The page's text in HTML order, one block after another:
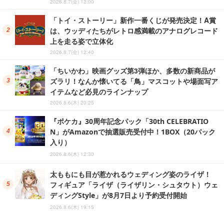
「トイ・ストーリー」新作一番くじが発売決定！A賞
は、ウッディたちがレトロ感満載のアナログレコード
上を走る姿で立体化
2026.8.7(金) 12:40
「ちいかわ」映画グッズ第3弾ほか、多数の新商品が
ズラリ！なんか懐いてる「鳥」マスコットや場面写ア
イテムなど必見のラインナップ
2026.8.6(木) 20:25
『ポケカ』30周年記念パック「30th CELEBRATIO
N」がAmazonで抽選販売受付中！1BOX（20パック
入り）
2026.8.6(木) 12:30
太ももにも目が惹かれるウェディング姿のライザ！
フィギュア「ライザ（ライザリン・シュタウト）ウェ
ディングStyle」が8月7日より予約受付開始
2026.8.6(木) 19:15